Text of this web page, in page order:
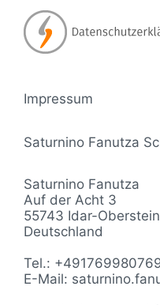
Impressum
Saturnino Fanutza
Saturnino Fanutza
Auf der Acht 3
55743 Idar-Oberstein
Deutschland
Tel.:
E-Mail: